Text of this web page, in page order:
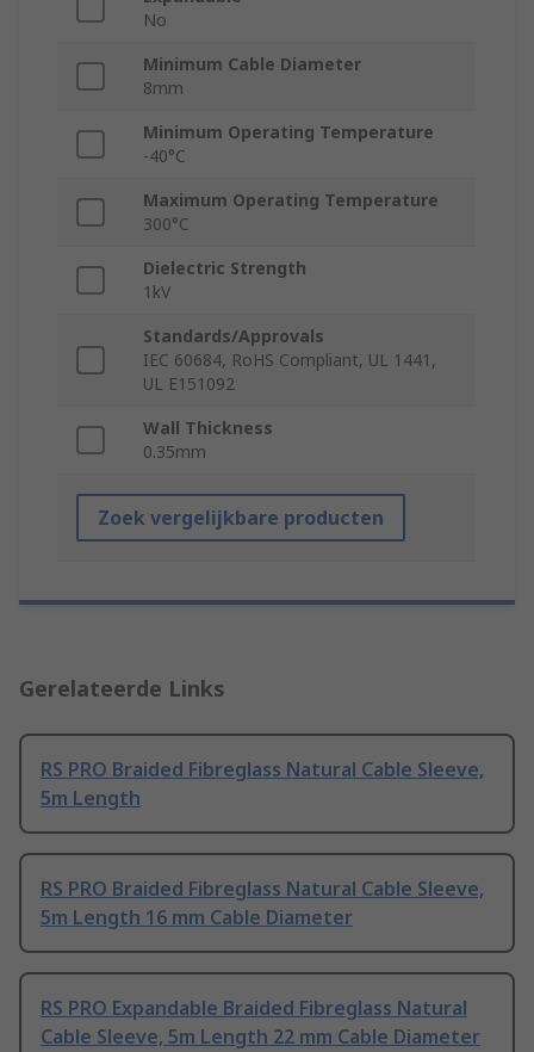
No
Minimum Cable Diameter
8mm
Minimum Operating Temperature
-40°C
Maximum Operating Temperature
300°C
Dielectric Strength
1kV
Standards/Approvals
IEC 60684, RoHS Compliant, UL 1441,
UL E151092
Wall Thickness
0.35mm
Zoek vergelijkbare producten
Gerelateerde Links
RS PRO Braided Fibreglass Natural Cable Sleeve,
5m Length
RS PRO Braided Fibreglass Natural Cable Sleeve,
5m Length 16 mm Cable Diameter
RS PRO Expandable Braided Fibreglass Natural
Cable Sleeve, 5m Length 22 mm Cable Diameter